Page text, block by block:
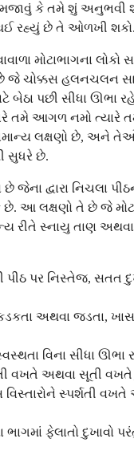
કે તમે શું અનુભવી
થઈ રહ્યું છે તે ઓળખી શકો.
મોટાભાગના લોકો
જે ચોક્કસ હલનચલન
બેઠા પછી સીધા ઊભા
તમે આગળ નમો ત્યારે
લક્ષણો છે, અને
સુધરે છે.
જેના દ્વારા નિચલા
છે. આ લક્ષણો તે છે જે
સ્નાયુ તાણ અથવા
પીઠ પર નિસ્તેજ, સતત
અથવા જડતા,
વિના સીધા ઊભા
વખતે અથવા સૂતી વખતે
વિસ્તારોને સ્પર્શતી
ભાગમાં ફેલાતો દુખાવો